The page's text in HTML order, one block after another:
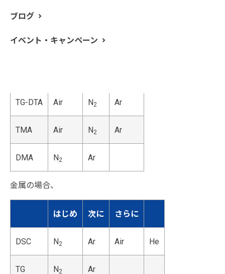
ブログ
イベント・キャンペーン
DSC N He
TG-DTA Air N2 Ar
TMA Air N2 Ar
DMA N2 Ar
金属の場合、
はじめ 次に さらに
DSC N2 Ar Air He
TG N2 Ar